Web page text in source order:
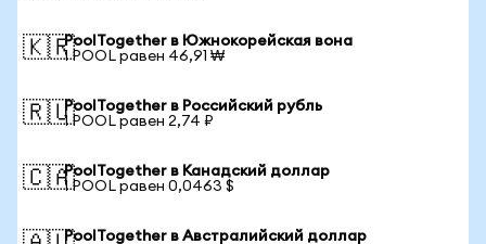
🇰🇷PoolTogether в Южнокорейская вона
1 POOL равен 46,91 ₩
🇷🇺PoolTogether в Российский рубль
1 POOL равен 2,74 ₽
🇨🇦PoolTogether в Канадский доллар
1 POOL равен 0,0463 $
PoolTogether в Австралийский доллар